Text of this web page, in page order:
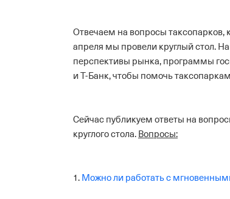
Отвечаем на вопросы таксопарков,
апреля мы провели круглый стол.
перспективы рынка, программы
и Т-Банк, чтобы помочь
Сейчас публикуем ответы на
круглого стола. Вопросы:
1. Можно ли работать с